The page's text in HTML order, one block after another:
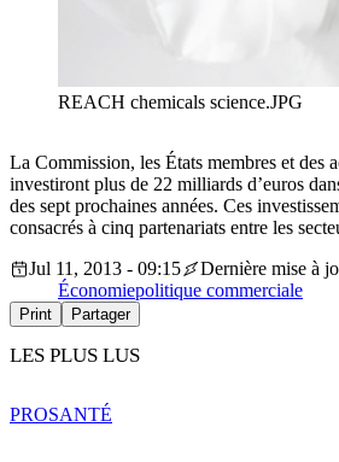
REACH chemicals science.JPG
La Commission, les États membres et des
investiront plus de 22 milliards d’euros
des sept prochaines années. Ces
consacrés à cinq partenariats entre les
Jul 11, 2013 - 09:15
Dernière mise à
Économiepolitique commerciale
Print Partager
LES PLUS LUS
PROSANTÉ